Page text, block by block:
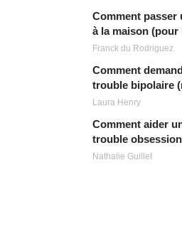
Comment passer
à la maison (pour
Franck du Rodriguez
Comment
trouble bipolaire
Laura Henry
Comment aider
trouble
Nathalie Guillet